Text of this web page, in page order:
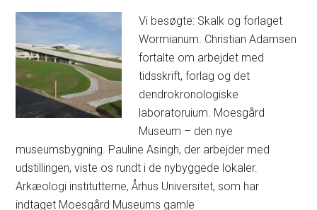
Vi besøgte: Skalk og forlaget
Wormianum. Christian Adamsen
fortalte om arbejdet med
tidsskrift, forlag og det
dendrokronologiske
laboratoruium. Moesgård
Museum – den nye
museumsbygning. Pauline Asingh, der arbejder med
udstillingen, viste os rundt i de nybyggede lokaler.
Arkæologi institutterne, Århus Universitet, som har
indtaget Moesgård Museums gamle